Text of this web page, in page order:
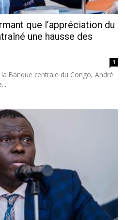
que l’appréciation du
une hausse des
1
Banque centrale du Congo, André